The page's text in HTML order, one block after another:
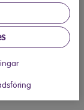
tvätten ska vara
40 cm
maskin har